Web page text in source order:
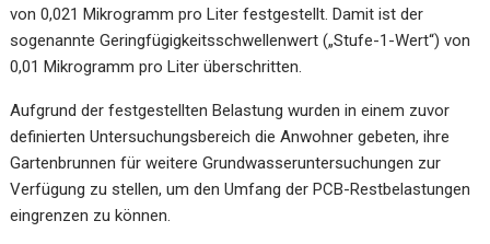
von 0,021 Mikrogramm pro Liter festgestellt. Damit ist der
sogenannte Geringfügigkeitsschwellenwert („Stufe-1-Wert“) von
0,01 Mikrogramm pro Liter überschritten.
Aufgrund der festgestellten Belastung wurden in einem zuvor
definierten Untersuchungsbereich die Anwohner gebeten, ihre
Gartenbrunnen für weitere Grundwasseruntersuchungen zur
Verfügung zu stellen, um den Umfang der PCB-Restbelastungen
eingrenzen zu können.